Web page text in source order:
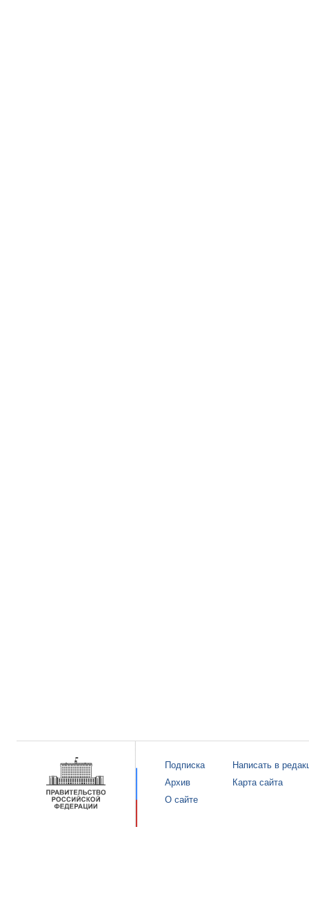
Подписка
Архив
О сайте
Написать в
Карта сайта